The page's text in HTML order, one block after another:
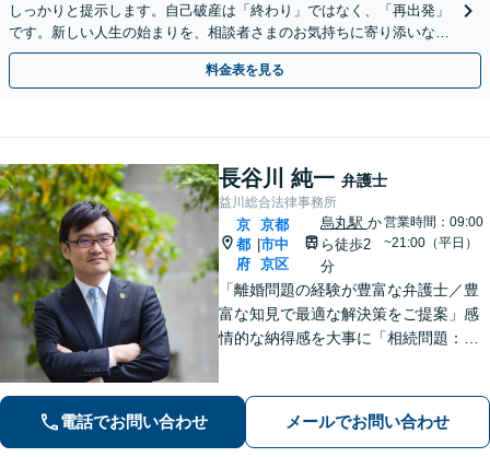
しっかりと提示します。自己破産は「終わり」ではなく、「再出発」
です。新しい人生の始まりを、相談者さまのお気持ちに寄り添いなが
らサポートします【初回相談無料】【法テラス利用可】
料金表を見る
長谷川 純一 弁護士
益川総合法律事務所
京
都
府
|
京都
市中
京区
烏丸駅 か
ら徒歩2
分
営業時間：09:00
~21:00（平日）
「離婚問題の経験が豊富な弁護士／豊
富な知見で最適な解決策をご提案」感
情的な納得感を大事に「相続問題：親
し、きめ細やかに対応【夜間面談あ
電話でお問い合わせ メールでお問い合わせ